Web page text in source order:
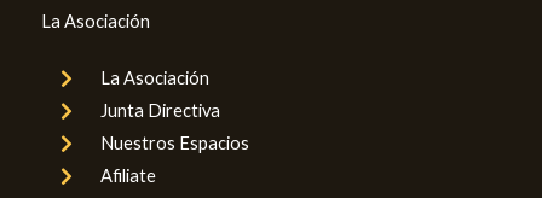
La Asociación
La Asociación
Junta Directiva
Nuestros Espacios
Afiliate